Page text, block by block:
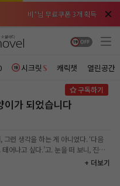
비*님 무료쿠폰 3개 획득
비*님 무료쿠폰 3개 획득
천***님 배지뽑기권 3개 획득
천***님 배지뽑기권 3개 획득
주*님 배지뽑기권 1개 획득
주*님 배지뽑기권 1개 획득
주**님 일반뽑기권 2개 획득
주**님 일반뽑기권 2개 획득
레*님 무료쿠폰 4개 획득
레*님 무료쿠폰 4개 획득
시크릿 캐릭챗 열린공간
이가 되었습니다
그런 생각을 하는 게 아니었다. ‘다음
다.’고. 눈을 떠 보니, 진짜
다가 웹소설 속 2황자가 줍는 고양이라
+ 더보기